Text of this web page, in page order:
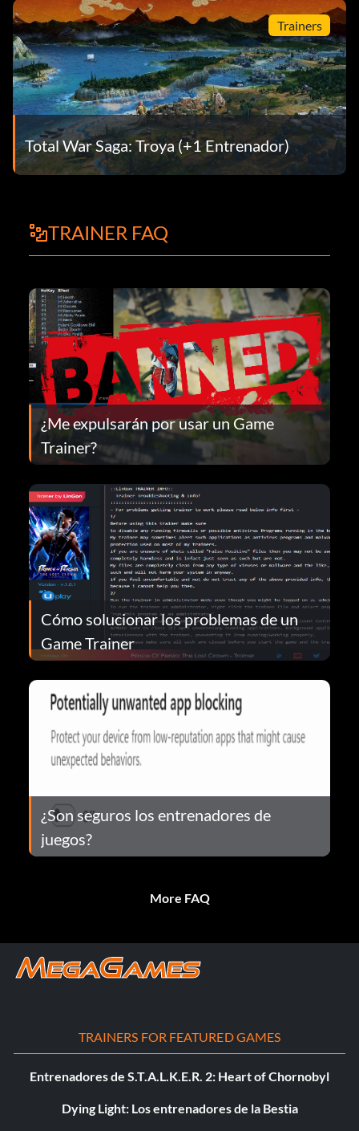
Trainers
Total War Saga: Troya (+1 Entrenador)
TRAINER FAQ
¿Me expulsarán por usar un Game
Trainer?
Cómo solucionar los problemas de un
Game Trainer
¿Son seguros los entrenadores de
juegos?
More FAQ
TRAINERS FOR FEATURED GAMES
Entrenadores de S.T.A.L.K.E.R. 2: Heart of Chornobyl
Dying Light: Los entrenadores de la Bestia